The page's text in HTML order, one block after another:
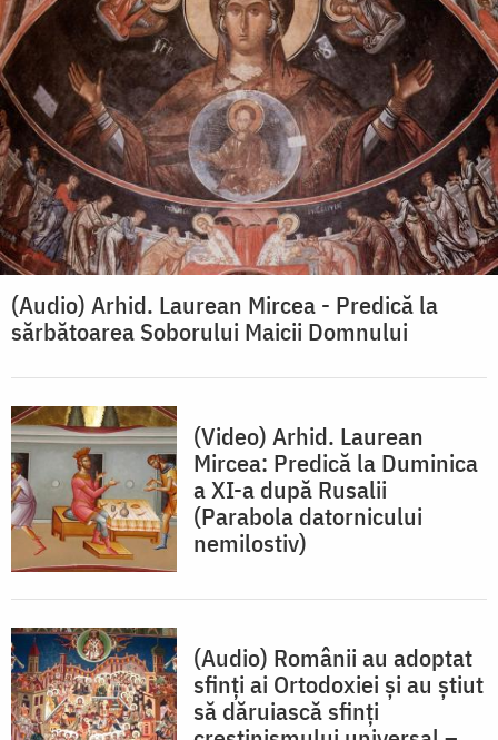
(Audio) Arhid. Laurean Mircea - Predică la
sărbătoarea Soborului Maicii Domnului
(Video) Arhid. Laurean
Mircea: Predică la Duminica
a XI-a după Rusalii
(Parabola datornicului
nemilostiv)
(Audio) Românii au adoptat
sfinți ai Ortodoxiei și au știut
să dăruiască sfinți